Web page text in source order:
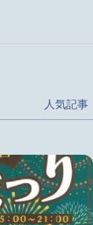
人気記事